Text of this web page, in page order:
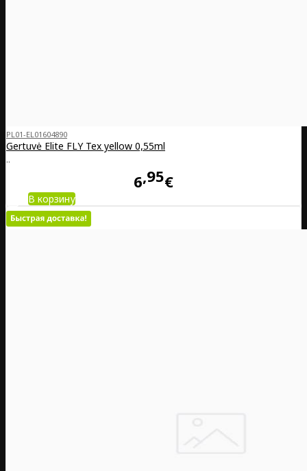
PL01-EL01604890
Gertuvė Elite FLY Tex yellow 0,55ml
..
6 95€
В корзину